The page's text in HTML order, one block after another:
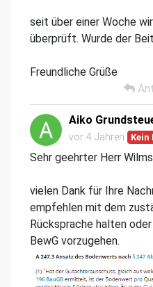
seit über einer Woche
überprüft. Wurde der
Freundliche Grüße
Aiko
vor 4 Jahren Kein
Sehr geehrter Herr
vielen Dank für Ihre
empfehlen mit dem
Rücksprache halten
BewG vorzugehen.